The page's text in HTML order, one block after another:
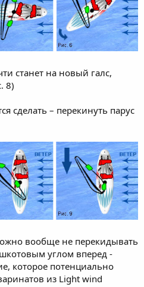
станет на новый галс,
8)
сделать – перекинуть парус
вообще не перекидывать
углом вперед -
которое потенциально
из Light wind